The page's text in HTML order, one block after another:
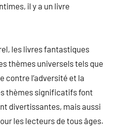
il y a un livre
les livres fantastiques
thèmes universels tels que
contre l’adversité et la
thèmes significatifs font
divertissantes, mais aussi
les lecteurs de tous âges.